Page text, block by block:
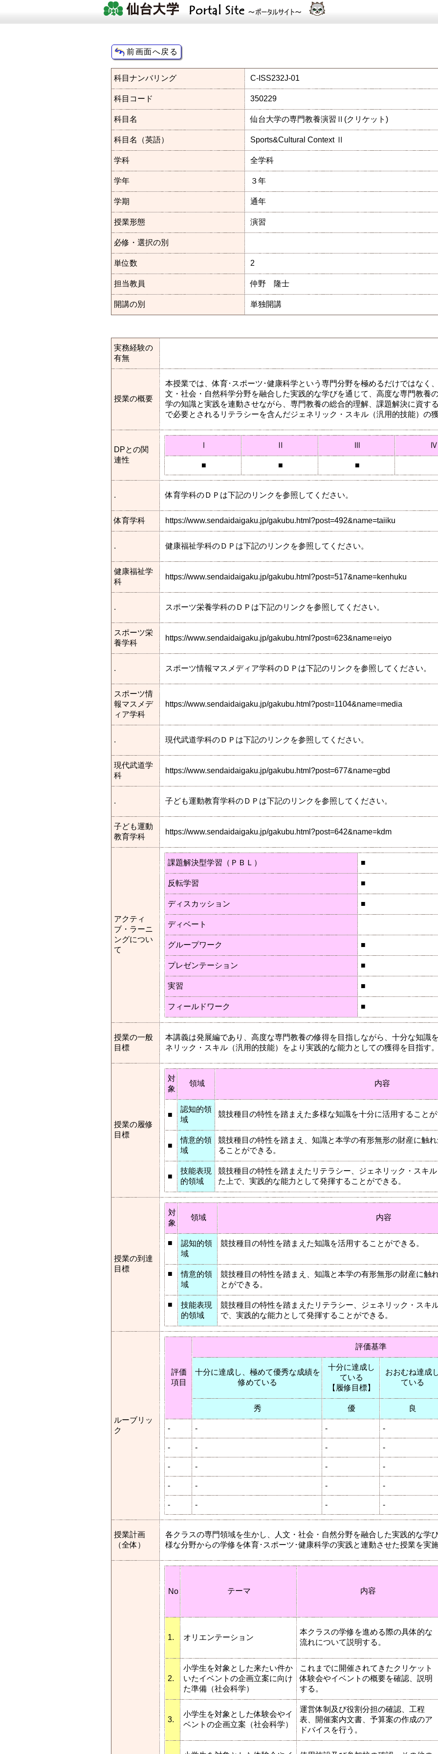
科目ナンバリング C-ISS232J-01
科目コード 350229
科目名 仙台大学の専門教養演習Ⅱ(クリケット)
科目名（英語） Sports&Cultural Context Ⅱ
学科 全学科
学年 ３年
学期 通年
授業形態 演習
必修・選択の別
単位数 2
担当教員 仲野 隆士
開講の別 単独開講
実務経験の
有無
授業の概要
本授業では、体育･スポーツ･健康科学という専門分野を極めるだけではなく
文・社会・自然科学分野を融合した実践的な学びを通じて、高度な専門教養
学の知識と実践を連動させながら、専門教養の総合的理解、課題解決に資す
で必要とされるリテラシーを含んだジェネリック・スキル（汎用的技能）の
DPとの関
連性
Ⅰ Ⅱ Ⅲ Ⅳ
■ ■ ■
. 体育学科のＤＰは下記のリンクを参照してください。
体育学科 https://www.sendaidaigaku.jp/gakubu.html?post=492&name=taiiku
. 健康福祉学科のＤＰは下記のリンクを参照してください。
健康福祉学
科
https://www.sendaidaigaku.jp/gakubu.html?post=517&name=kenhuku
. スポーツ栄養学科のＤＰは下記のリンクを参照してください。
スポーツ栄
養学科
https://www.sendaidaigaku.jp/gakubu.html?post=623&name=eiyo
. スポーツ情報マスメディア学科のＤＰは下記のリンクを参照してください。
スポーツ情
報マスメデ
ィア学科
https://www.sendaidaigaku.jp/gakubu.html?post=1104&name=media
. 現代武道学科のＤＰは下記のリンクを参照してください。
現代武道学
科
https://www.sendaidaigaku.jp/gakubu.html?post=677&name=gbd
. 子ども運動教育学科のＤＰは下記のリンクを参照してください。
子ども運動
教育学科
https://www.sendaidaigaku.jp/gakubu.html?post=642&name=kdm
アクティ
ブ・ラーニ
ングについ
て
課題解決型学習（ＰＢＬ） ■
反転学習 ■
ディスカッション ■
ディベート
グループワーク ■
プレゼンテーション ■
実習 ■
フィールドワーク ■
授業の一般
目標
本講義は発展編であり、高度な専門教養の修得を目指しながら、十分な知識
ネリック・スキル（汎用的技能）をより実践的な能力としての獲得を目指す
授業の履修
目標
対
象
領域 内容
■
認知的領
域
競技種目の特性を踏まえた多様な知識を十分に活用すること
■
情意的領
域
競技種目の特性を踏まえ、知識と本学の有形無形の財産に触
ることができる。
■
技能表現
的領域
競技種目の特性を踏まえたリテラシー、ジェネリック・スキ
た上で、実践的な能力として発揮することができる。
授業の到達
目標
対
象
領域 内容
■
認知的領
域
競技種目の特性を踏まえた知識を活用することができる。
■
情意的領
域
競技種目の特性を踏まえ、知識と本学の有形無形の財産に触
とができる。
■
技能表現
的領域
競技種目の特性を踏まえたリテラシー、ジェネリック・スキ
で、実践的な能力として発揮することができる。
ルーブリッ
ク
評価
項目
評価基準
十分に達成し、極めて優秀な成績を
修めている
十分に達成し
ている
【履修目標】
おおむね達成
ている
秀 優 良
- - - -
- - - -
- - - -
- - - -
- - - -
授業計画
（全体）
各クラスの専門領域を生かし、人文・社会・自然分野を融合した実践的な学
様な分野からの学修を体育･スポーツ･健康科学の実践と連動させた授業を実
No テーマ 内容
1. オリエンテーション
本クラスの学修を進める際の具体的な
流れについて説明する。
2.
小学生を対象とした来たい件か
いたイベントの企画立案に向け
た準備（社会科学）
これまでに開催されてきたクリケット
体験会やイベントの概要を確認、説明
する。
3.
小学生を対象とした体験会やイ
ベントの企画立案（社会科学）
運営体制及び役割分担の確認、工程
表、開催案内文書、予算案の作成のア
ドバイスを行う。